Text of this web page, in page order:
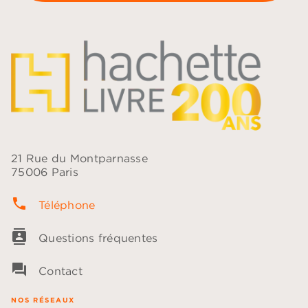
21 Rue du Montparnasse
75006 Paris
phone Téléphone
contacts Questions fréquentes
question_answer Contact
NOS RÉSEAUX